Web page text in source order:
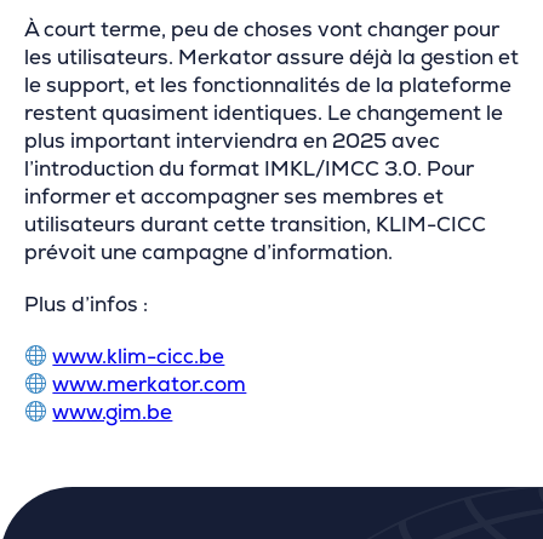
À court terme, peu de choses vont changer pour
les utilisateurs. Merkator assure déjà la gestion et
le support, et les fonctionnalités de la plateforme
restent quasiment identiques. Le changement le
plus important interviendra en 2025 avec
l’introduction du format IMKL/IMCC 3.0. Pour
informer et accompagner ses membres et
utilisateurs durant cette transition, KLIM-CICC
prévoit une campagne d’information.
Plus d’infos :
www.klim-cicc.be
www.merkator.com
www.gim.be